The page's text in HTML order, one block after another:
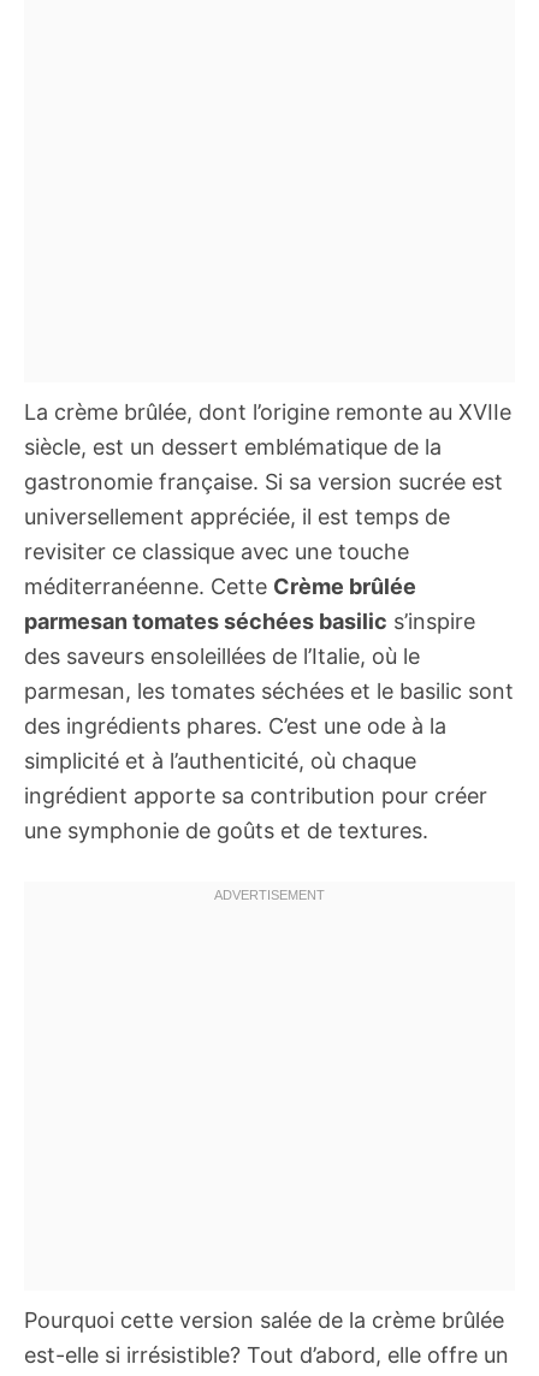
La crème brûlée, dont l’origine remonte au XVIIe
siècle, est un dessert emblématique de la
gastronomie française. Si sa version sucrée est
universellement appréciée, il est temps de
revisiter ce classique avec une touche
méditerranéenne. Cette Crème brûlée
parmesan tomates séchées basilic s’inspire
des saveurs ensoleillées de l’Italie, où le
parmesan, les tomates séchées et le basilic sont
des ingrédients phares. C’est une ode à la
simplicité et à l’authenticité, où chaque
ingrédient apporte sa contribution pour créer
une symphonie de goûts et de textures.
Pourquoi cette version salée de la crème brûlée
est-elle si irrésistible? Tout d’abord, elle offre un